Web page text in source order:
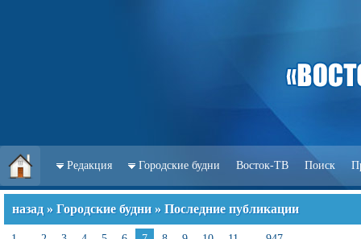
Редакция Городские будни Восток-ТВ Поиск
назад » Городские будни » Последние публикации